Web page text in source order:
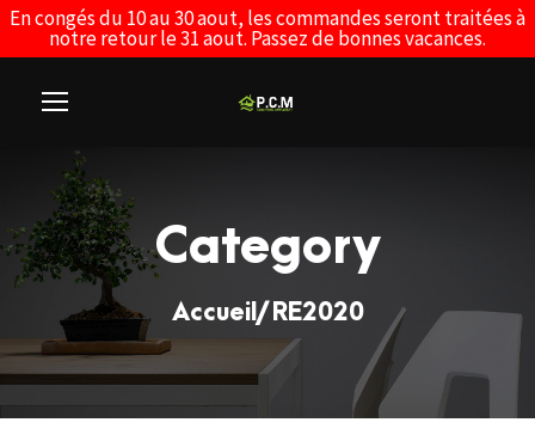
En congés du 10 au 30 aout, les commandes seront traitées à
notre retour le 31 aout. Passez de bonnes vacances.
Category
Accueil/ RE2020